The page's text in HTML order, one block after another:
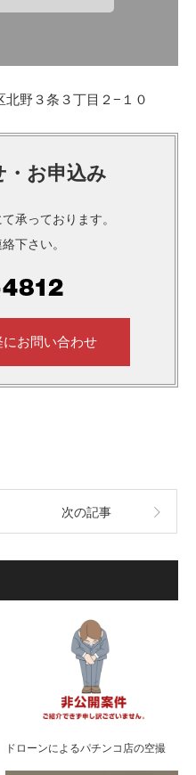
北野３条３丁目２−１０
・お申込み
承っております。
下さい。
にお問い合わせ
次の記事
ドローンによるパチンコ店の空撮